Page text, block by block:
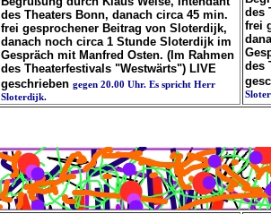
des Theaters Bonn, danach circa 45 min.
frei gesprochener Beitrag von Sloterdijk,
danach noch circa 1 Stunde Sloterdijk im
Gespräch mit Manfred Osten. (Im Rahmen
des Theaterfestivals "Westwärts") LIVE
geschrieben gegen 20.00 Uhr. Es spricht Herr
Sloterdijk.
des
frei
des